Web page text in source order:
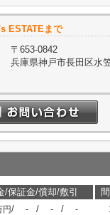
ESTATEまで
〒653-0842
兵庫県神戸市長田区水
/保証金/償却/敷引
円/ - / - / -